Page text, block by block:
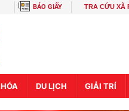
BÁO GIẤY TRA CỨU XÃ
DU LỊCH GIẢI TRÍ